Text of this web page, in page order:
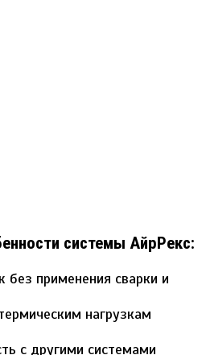
системы АйрРекс:
применения сварки и
нагрузкам
с другими системами